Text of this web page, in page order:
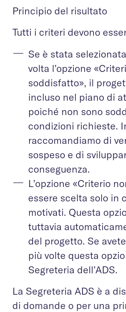
Principio del risultato
Tutti i criteri devono
Se è stata
volta l’opzione
soddisfatto», il
incluso nel piano di
poiché non sono
condizioni richieste.
raccomandiamo di
sospeso e di
conseguenza.
L’opzione «Criterio
essere scelta solo in
motivati. Questa
tuttavia
del progetto. Se
più volte questa
Segreteria dell’ADS.
La Segreteria ADS è a
di domande o per una